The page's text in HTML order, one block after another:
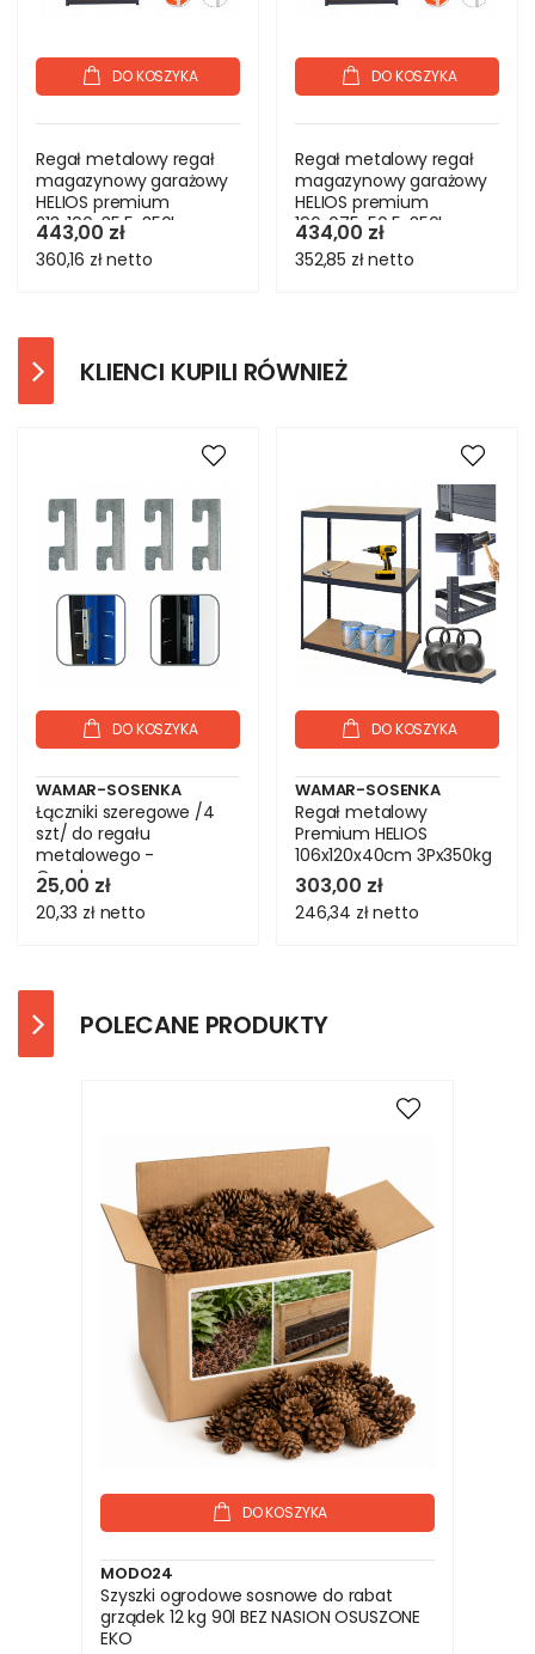
DO KOSZYKA
Regał metalowy regał
magazynowy garażowy
HELIOS premium
213x100x35 5x350kg
443,00 zł
360,16 złnetto
DO KOSZYKA
Regał metalowy regał
magazynowy garażowy
HELIOS premium
196x075x50 5x350kg
434,00 zł
352,85 złnetto
KLIENCI KUPILI RÓWNIEŻ
DO KOSZYKA
WAMAR-SOSENKA
Łączniki szeregowe /4
szt/ do regału
metalowego -
Ocynkowane
25,00 zł
20,33 zł netto
DO KOSZYKA
WAMAR-SOSENKA
Regał metalowy
Premium HELIOS
106x120x40cm 3Px350kg
303,00 zł
246,34 złnetto
POLECANE PRODUKTY
DO KOSZYKA
MODO24
Szyszki ogrodowe sosnowe do rabat
grządek 12 kg 90l BEZ NASION OSUSZONE
EKO